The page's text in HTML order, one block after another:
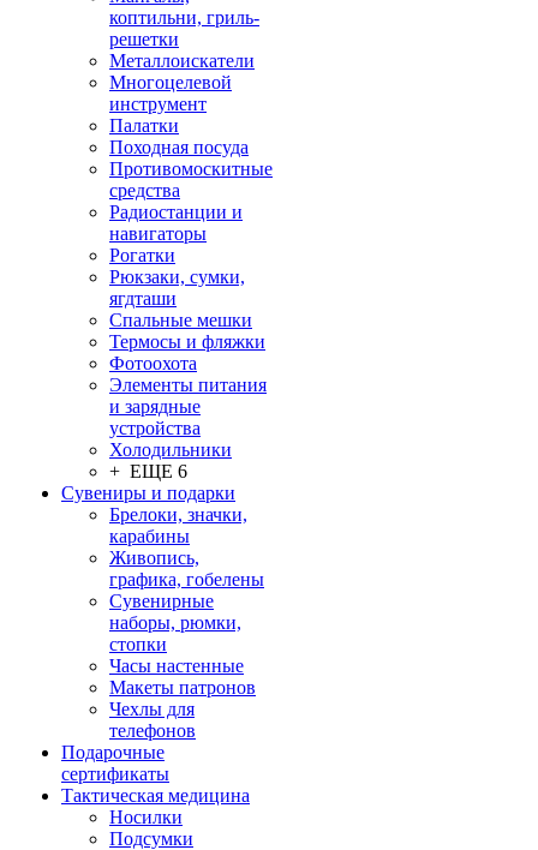
коптильни, гриль-
решетки
Металлоискатели
Многоцелевой
инструмент
Палатки
Походная посуда
Противомоскитные
средства
Радиостанции и
навигаторы
Рогатки
Рюкзаки, сумки,
ягдташи
Спальные мешки
Термосы и фляжки
Фотоохота
Элементы питания
и зарядные
устройства
Холодильники
+ ЕЩЕ 6
Сувениры и подарки
Брелоки, значки,
карабины
Живопись,
графика, гобелены
Сувенирные
наборы, рюмки,
стопки
Часы настенные
Макеты патронов
Чехлы для
телефонов
Подарочные
сертификаты
Тактическая медицина
Носилки
Подсумки